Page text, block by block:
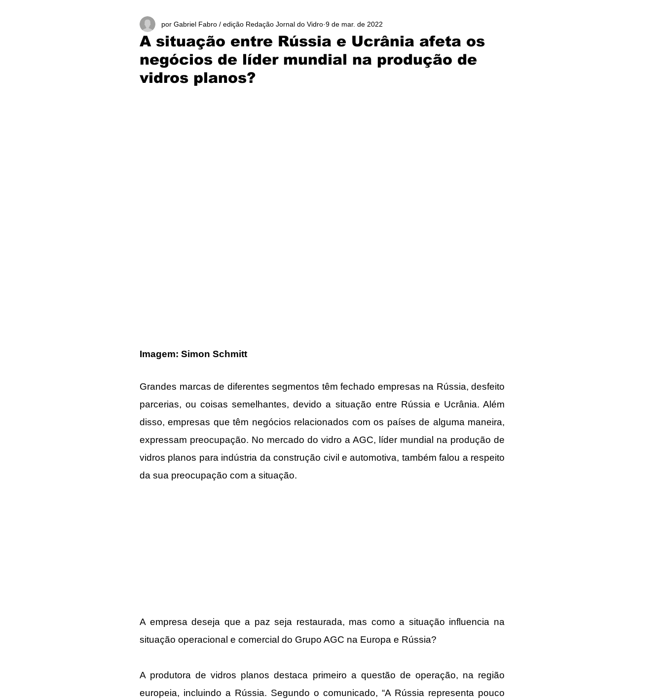
A situação entre Rússia e Ucrânia afeta os
negócios de líder mundial na produção de
vidros planos?
por Gabriel Fabro / edição Redação Jornal do Vidro 9 de mar. de 2022
Imagem: Simon Schmitt
Grandes marcas de diferentes segmentos têm fechado empresas na Rússia, desfeito
parcerias, ou coisas semelhantes, devido a situação entre Rússia e Ucrânia. Além
disso, empresas que têm negócios relacionados com os países de alguma maneira,
expressam preocupação. No mercado do vidro a AGC, líder mundial na produção de
vidros planos para indústria da construção civil e automotiva, também falou a respeito
da sua preocupação com a situação.
A empresa deseja que a paz seja restaurada, mas como a situação influencia na
situação operacional e comercial do Grupo AGC na Europa e Rússia?
A produtora de vidros planos destaca primeiro a questão de operação, na região
europeia, incluindo a Rússia. Segundo o comunicado, “A Rússia representa pouco